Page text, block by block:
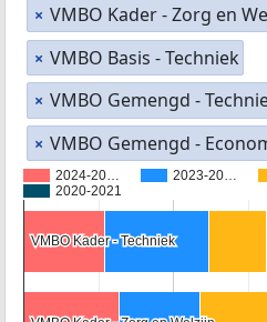
× VMBO Kader - Zorg en
× VMBO Basis - Techniek
× VMBO Gemengd -
× VMBO Gemengd -
2024-20… 2023-20…
2020-2021
VMBO Kader - Techniek
VMBO Kader - Techniek